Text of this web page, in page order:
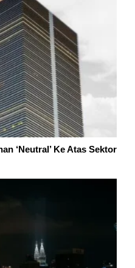
‘Neutral’ Ke Atas Sektor